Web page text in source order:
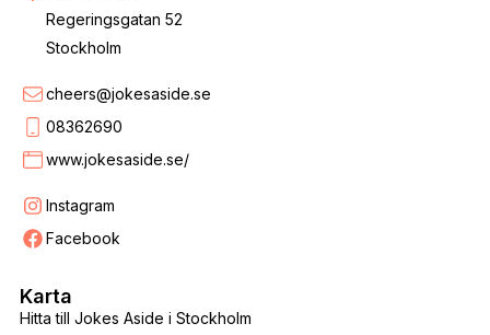
Regeringsgatan 52
Stockholm
cheers@jokesaside.se
08362690
www.jokesaside.se/
Instagram
Facebook
Hitta till Jokes Aside i Stockholm
Karta